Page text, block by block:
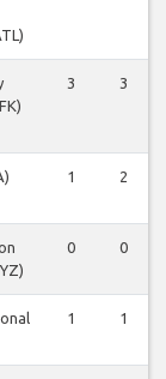
3 3
1 2
0 0
1 1